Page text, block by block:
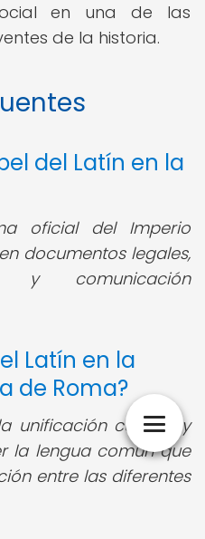
en una de las
de la historia.
del Latín en la
oficial del Imperio
documentos legales,
y comunicación
Latín en la
de Roma?
unificación cultural y
la lengua común que
entre las diferentes